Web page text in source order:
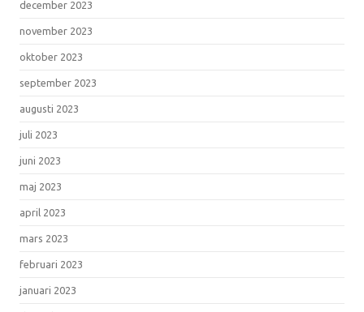
december 2023
november 2023
oktober 2023
september 2023
augusti 2023
juli 2023
juni 2023
maj 2023
april 2023
mars 2023
februari 2023
januari 2023